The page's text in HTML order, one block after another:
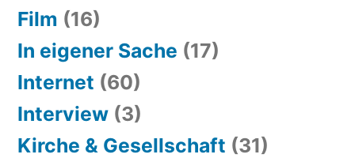
Film (16)
In eigener Sache (17)
Internet (60)
Interview (3)
Kirche & Gesellschaft (31)